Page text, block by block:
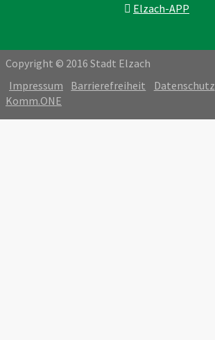
Elzach-APP
Copyright © 2016 Stadt Elzach
Impressum
Barrierefreiheit Datenschutz
Komm.ONE